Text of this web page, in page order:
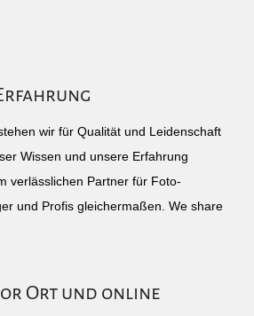
wir für Qualität und Leidenschaft
Wissen und unsere Erfahrung
verlässlichen Partner für Foto-
und Profis gleichermaßen. We share
Ort und online